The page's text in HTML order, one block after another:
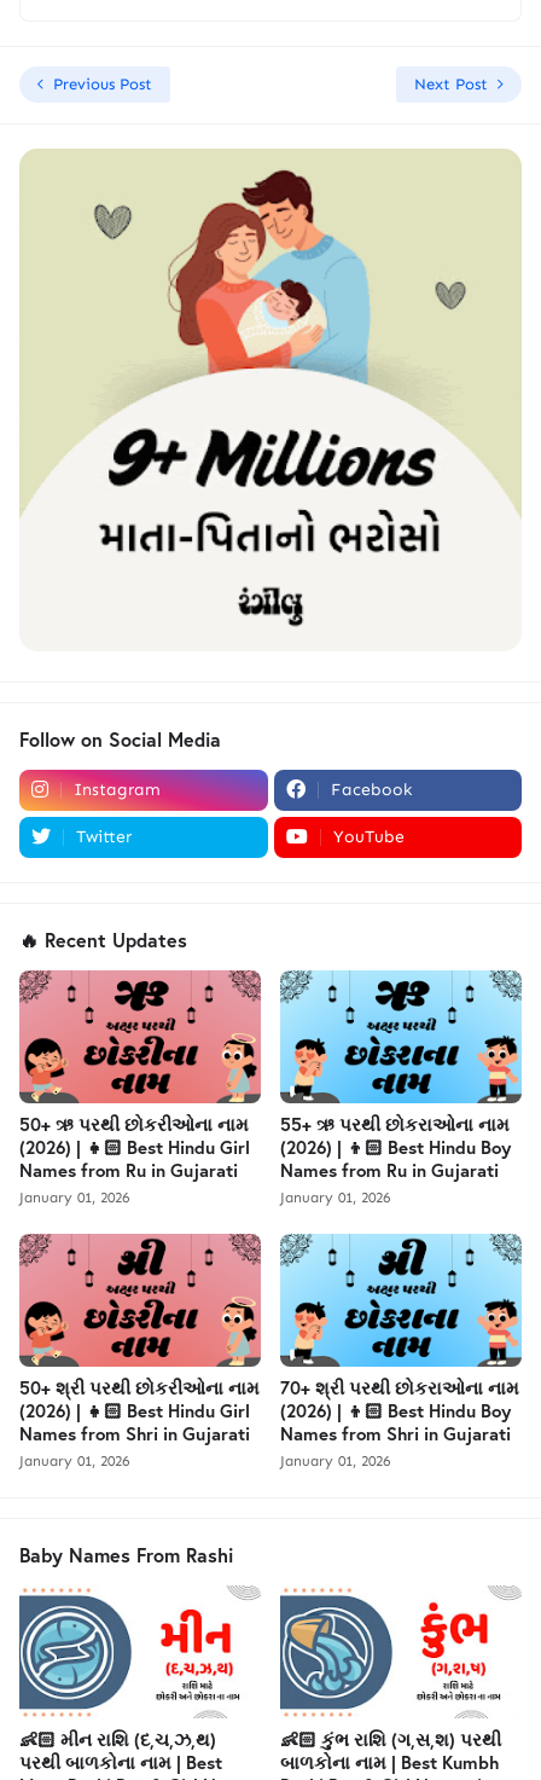
Previous Post Next Post
Follow on Social Media
Instagram Facebook
Twitter YouTube
🔥 Recent Updates
50+ ઋ પરથી છોકરીઓના નામ
(2026) | 👧🏻 Best Hindu Girl
Names from Ru in Gujarati
January 01, 2026
55+ ઋ પરથી છોકરાઓના નામ
(2026) | 👦🏻 Best Hindu Boy
Names from Ru in Gujarati
January 01, 2026
50+ શ્રી પરથી છોકરીઓના નામ
(2026) | 👧🏻 Best Hindu Girl
Names from Shri in Gujarati
January 01, 2026
70+ શ્રી પરથી છોકરાઓના નામ
(2026) | 👦🏻 Best Hindu Boy
Names from Shri in Gujarati
January 01, 2026
Baby Names From Rashi
👶🏻 મીન રાશિ (દ,ચ,ઝ,થ)
પરથી બાળકોના નામ | Best
👶🏻 કુંભ રાશિ (ગ,સ,શ) પરથી
બાળકોના નામ | Best Kumbh